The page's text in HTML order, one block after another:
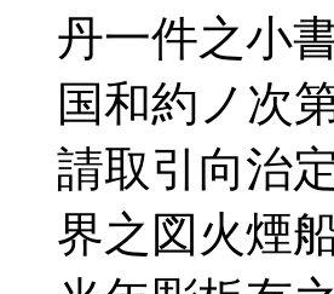
丹一件之小
国和約ノ次
請取引向治
界之図火煙